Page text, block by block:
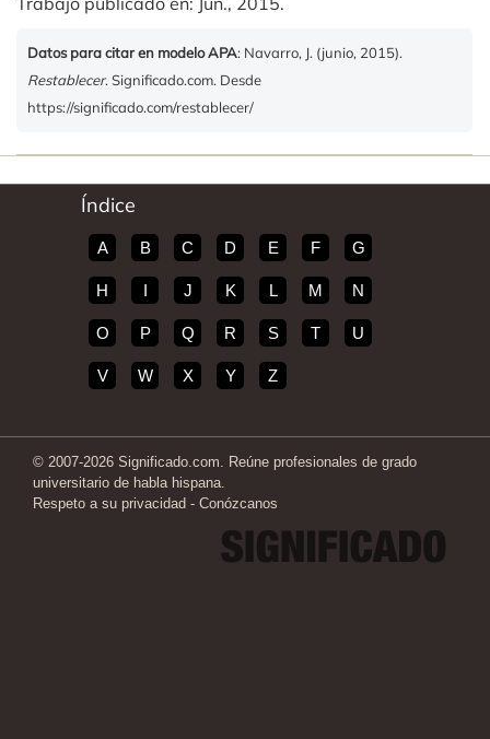
Datos para citar en modelo APA: Navarro, J. (junio, 2015).
Restablecer. Significado.com. Desde
https://significado.com/restablecer/
Índice
A B C D E F G
H J K L M N
O P Q R S T U
V W X Y Z
© 2007-2026 Significado.com. Reúne profesionales de grado
universitario de habla hispana.
Respeto a su privacidad - Conózcanos